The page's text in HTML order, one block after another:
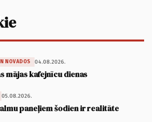
NOVADOS 04.08.2026.
mājas kafejnīcu dienas
05.08.2026.
paneļiem šodien ir realitāte